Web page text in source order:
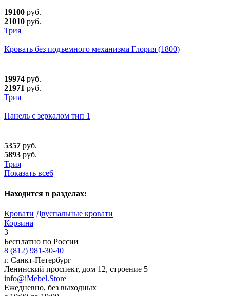
19100 руб.
21010 руб.
Трия
Кровать без подъемного механизма Глория (1800)
19974 руб.
21971 руб.
Трия
Панель с зеркалом тип 1
5357 руб.
5893 руб.
Трия
Показать все6
Находится в разделах:
Кровати Двуспальные кровати
Корзина
3
Бесплатно по России
8 (812) 981-30-40
г. Санкт-Петербург
Ленинский проспект, дом 12, строение 5
info@iMebel.Store
Ежедневно, без выходных